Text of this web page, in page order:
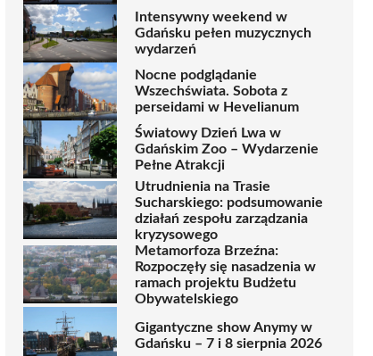
Intensywny weekend w
Gdańsku pełen muzycznych
wydarzeń
Nocne podglądanie
Wszechświata. Sobota z
perseidami w Hevelianum
Światowy Dzień Lwa w
Gdańskim Zoo – Wydarzenie
Pełne Atrakcji
Utrudnienia na Trasie
Sucharskiego: podsumowanie
działań zespołu zarządzania
kryzysowego
Metamorfoza Brzeźna:
Rozpoczęły się nasadzenia w
ramach projektu Budżetu
Obywatelskiego
Gigantyczne show Anymy w
Gdańsku – 7 i 8 sierpnia 2026